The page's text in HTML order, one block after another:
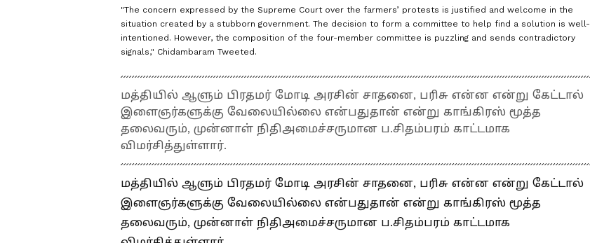
"The concern expressed by the Supreme Court over the farmers’ protests is justified and welcome in the
situation created by a stubborn government. The decision to form a committee to help find a solution is well-
intentioned. However, the composition of the four-member committee is puzzling and sends contradictory
signals," Chidambaram Tweeted.
மத்தியில் ஆளும் பிரதமர் மோடி அரசின் சாதனை, பரிசு என்ன என்று கேட்டால்
இளைஞர்களுக்கு வேலையில்லை என்பதுதான் என்று காங்கிரஸ் மூத்த
தலைவரும், முன்னாள் நிதிஅமைச்சருமான ப.சிதம்பரம் காட்டமாக
விமர்சித்துள்ளார்.
மத்தியில் ஆளும் பிரதமர் மோடி அரசின் சாதனை, பரிசு என்ன என்று கேட்டால்
இளைஞர்களுக்கு வேலையில்லை என்பதுதான் என்று காங்கிரஸ் மூத்த
தலைவரும், முன்னாள் நிதிஅமைச்சருமான ப.சிதம்பரம் காட்டமாக